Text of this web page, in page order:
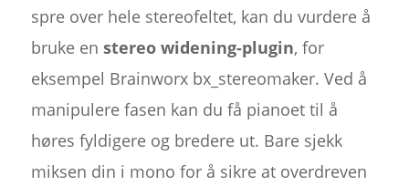
spre over hele stereofeltet, kan du vurdere å
bruke en stereo widening-plugin, for
eksempel Brainworx bx_stereomaker. Ved å
manipulere fasen kan du få pianoet til å
høres fyldigere og bredere ut. Bare sjekk
miksen din i mono for å sikre at overdreven